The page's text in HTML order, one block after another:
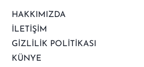
HAKKIMIZDA
İLETİŞİM
GİZLİLİK POLİTİKASI
KÜNYE